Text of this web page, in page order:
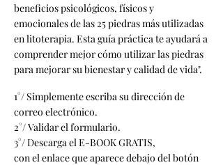
beneficios psicológicos, físicos y
emocionales de las 25 piedras más utilizadas
en litoterapia. Esta guía práctica te ayudará a
comprender mejor cómo utilizar las piedras
para mejorar su bienestar y calidad de vida".
1°/ Simplemente escriba su dirección de
correo electrónico.
2°/ Validar el formulario.
3°/ Descarga el E-BOOK GRATIS,
con el enlace que aparece debajo del botón